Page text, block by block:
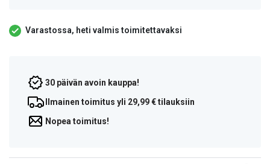
Varastossa, heti valmis toimitettavaksi
30 päivän avoin kauppa!
Ilmainen toimitus yli 29,99 € tilauksiin
Nopea toimitus!